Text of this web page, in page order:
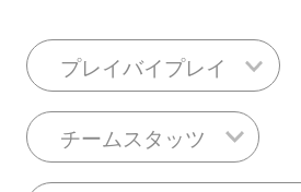
プレイバイプレイ
チームスタッツ